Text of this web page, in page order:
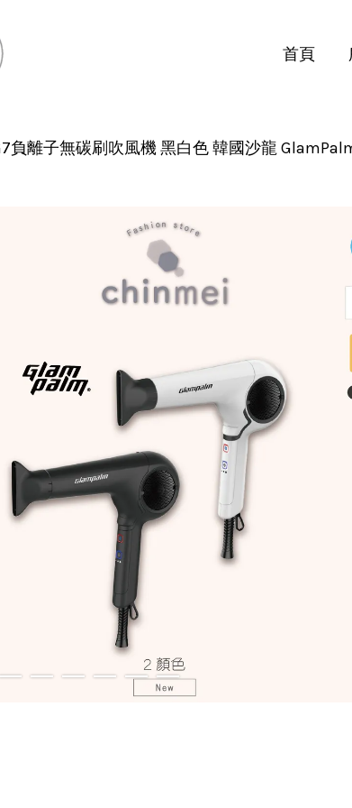
首頁
負離子無碳刷吹風機 黑白色 韓國沙龍 您的